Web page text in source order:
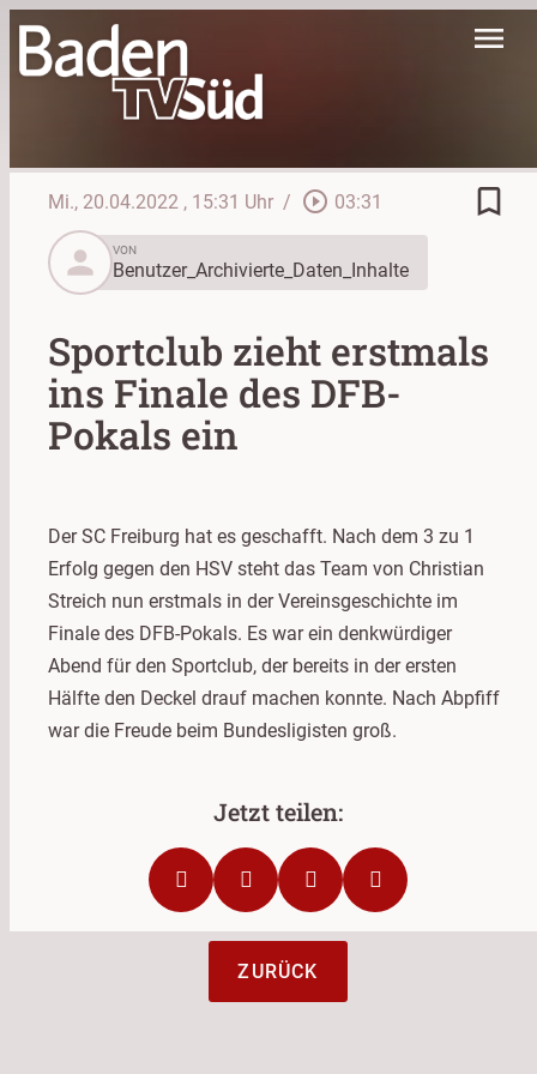
menu
Mi., 20.04.2022 , 15:31 Uhr / play_circle_outline 03:31
bookmark_border
person
VON
Benutzer_Archivierte_Daten_Inhalte
Sportclub zieht erstmals
ins Finale des DFB-
Pokals ein
Der SC Freiburg hat es geschafft. Nach dem 3 zu 1
Erfolg gegen den HSV steht das Team von Christian
Streich nun erstmals in der Vereinsgeschichte im
Finale des DFB-Pokals. Es war ein denkwürdiger
Abend für den Sportclub, der bereits in der ersten
Hälfte den Deckel drauf machen konnte. Nach Abpfiff
war die Freude beim Bundesligisten groß.
ZURÜCK